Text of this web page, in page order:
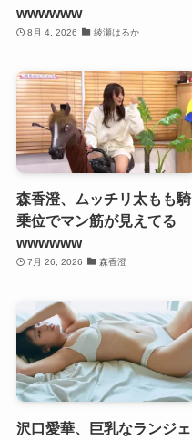
wwwwww
8月 4, 2026 綾瀬はるか
森香澄、ムッチリ太もも騎
乗位でマン筋が見えてる
wwwwww
7月 26, 2026 森香澄
沢口愛華、巨乳なランジェ